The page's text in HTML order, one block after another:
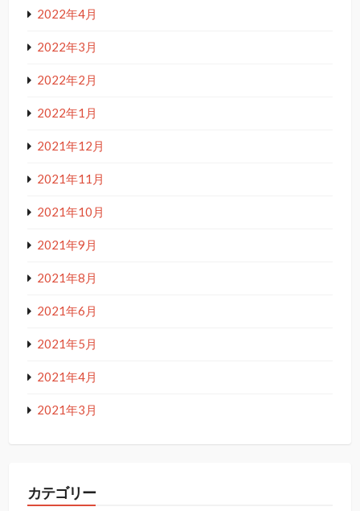
2022年4月
2022年3月
2022年2月
2022年1月
2021年12月
2021年11月
2021年10月
2021年9月
2021年8月
2021年6月
2021年5月
2021年4月
2021年3月
カテゴリー